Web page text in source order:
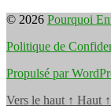
© 2026 Pourquoi
Politique de
Propulsé par
Vers le haut ↑ Haut ↑